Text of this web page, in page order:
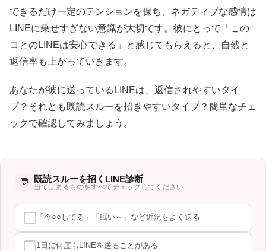
できるだけ一定のテンションを保ち、ネガティブな感情は
LINEに乗せすぎない意識が大切です。彼にとって「この
コとのLINEは安心できる」と感じてもらえると、自然と
返信率も上がっていきます。
あなたが彼に送っているLINEは、返信されやすいタイ
プ？それとも既読スルーを招きやすいタイプ？簡単なチェ
ックで確認してみましょう。
💬 既読スルーを招くLINE診断
当てはまるものをすべてチェックしてください
「今○○してる」「眠い～」など近況をよく送る
1日に何度もLINEを送ることがある